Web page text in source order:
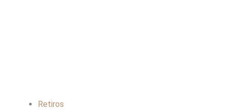
Retiros